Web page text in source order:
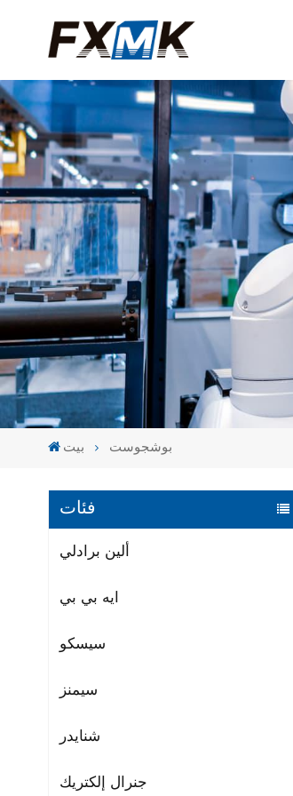
بيت بوشجوست
فئات
ألين برادلي
ايه بي بي
سيسكو
سيمنز
شنايدر
جنرال إلكتريك